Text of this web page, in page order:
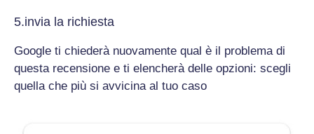
5.invia la richiesta
Google ti chiederà nuovamente qual è il problema di
questa recensione e ti elencherà delle opzioni: scegli
quella che più si avvicina al tuo caso